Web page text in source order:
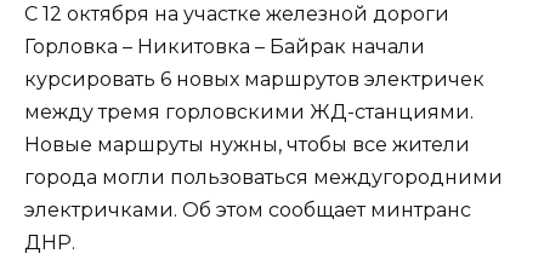
С 12 октября на участке железной дороги
Горловка – Никитовка – Байрак начали
курсировать 6 новых маршрутов электричек
между тремя горловскими ЖД-станциями.
Новые маршруты нужны, чтобы все жители
города могли пользоваться междугородними
электричками. Об этом сообщает минтранс
ДНР.